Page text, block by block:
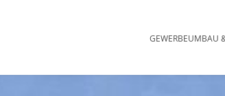
Navigation
GEWERBEUMBAU